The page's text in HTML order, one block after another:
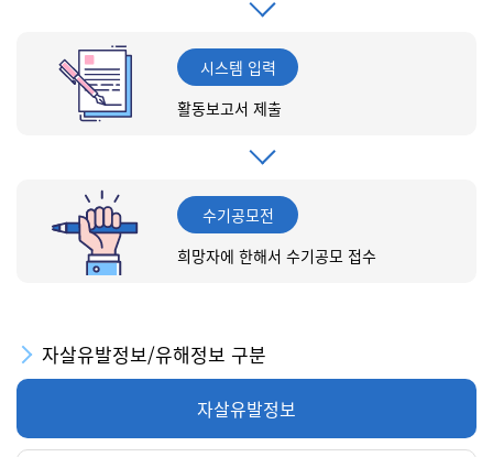
시스템 입력
활동보고서 제출
수기공모전
희망자에 한해서 수기공모 접수
자살유발정보/유해정보 구분
자살유발정보